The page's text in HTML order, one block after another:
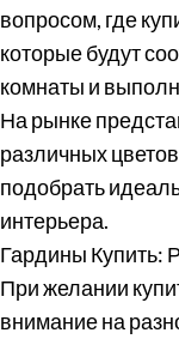
вопросом, где
которые будут
комнаты и
На рынке
различных
подобрать
интерьера.
Гардины Купить:
При желании
внимание на